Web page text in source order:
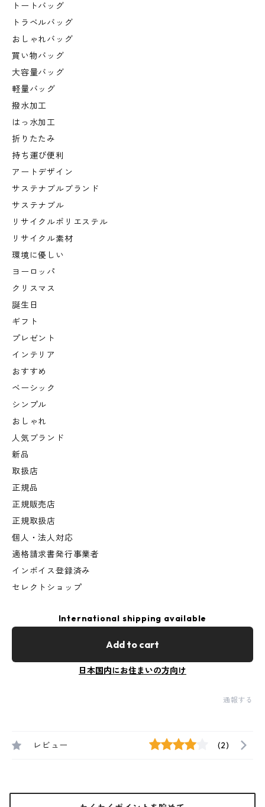
トートバッグ
トラベルバッグ
おしゃれバッグ
買い物バッグ
大容量バッグ
軽量バッグ
撥水加工
はっ水加工
折りたたみ
持ち運び便利
アートデザイン
サステナブルブランド
サステナブル
リサイクルポリエステル
リサイクル素材
環境に優しい
ヨーロッパ
クリスマス
誕生日
ギフト
プレゼント
インテリア
おすすめ
ベーシック
シンプル
おしゃれ
人気ブランド
新品
取扱店
正規品
正規販売店
正規取扱店
個人・法人対応
適格請求書発行事業者
インボイス登録済み
セレクトショップ
International shipping available
Add to cart
日本国内にお住まいの方向け
通報する
レビュー (2)